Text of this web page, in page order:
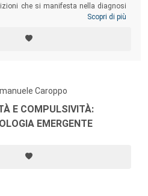
che si manifesta nella diagnosi
contemporanea presenza di
della mente, la tossicodipendenza
accanto ad altre co-presenti
Scopri di più
Caroppo
E COMPULSIVITÀ:
EMERGENTE